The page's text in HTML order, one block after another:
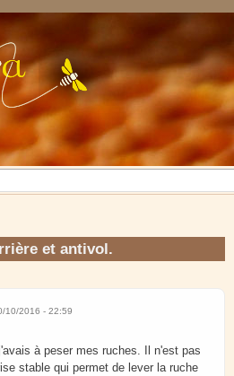
et antivol.
10/2016 - 22:59
à peser mes ruches. Il n'est pas
stable qui permet de lever la ruche